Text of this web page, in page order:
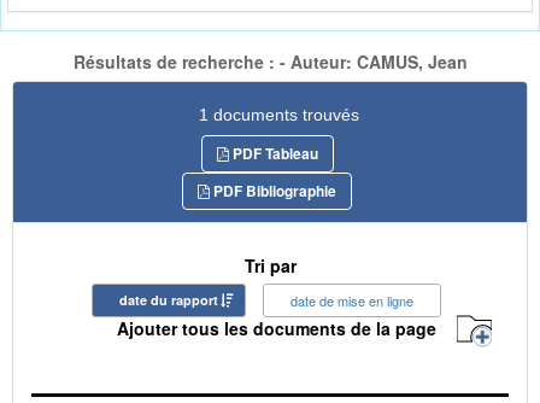
Résultats de recherche : - Auteur: CAMUS, Jean
1 documents trouvés
PDF Tableau
PDF Bibliographie
Tri par
date du rapport date de mise en ligne
Ajouter tous les documents de la page